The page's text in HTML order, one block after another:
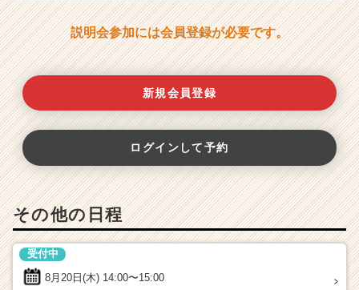
説明会参加には会員登録が必要です。
新規会員登録
ログインして予約
その他の日程
8月20日(木) 14:00〜15:00
受付中